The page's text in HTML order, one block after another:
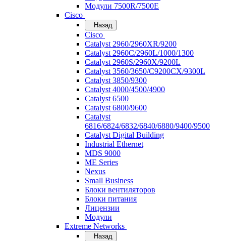
Модули 7500R/7500E
Cisco
Назад
Cisco
Catalyst 2960/2960XR/9200
Catalyst 2960C/2960L/1000/1300
Catalyst 2960S/2960X/9200L
Catalyst 3560/3650/C9200CX/9300L
Catalyst 3850/9300
Catalyst 4000/4500/4900
Catalyst 6500
Catalyst 6800/9600
Catalyst
6816/6824/6832/6840/6880/9400/9500
Catalyst Digital Building
Industrial Ethernet
MDS 9000
ME Series
Nexus
Small Business
Блоки вентиляторов
Блоки питания
Лицензии
Модули
Extreme Networks
Назад